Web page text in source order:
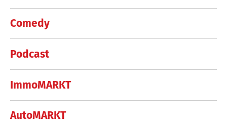
Comedy
Podcast
ImmoMARKT
AutoMARKT